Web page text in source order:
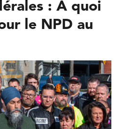
: À quoi
le NPD au